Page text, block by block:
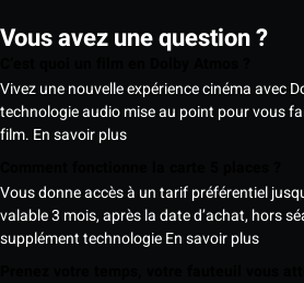
Vous avez une question ?
Vivez une nouvelle expérience cinéma avec
technologie audio mise au point pour vous
film. En savoir plus
Vous donne accès à un tarif préférentiel
valable 3 mois, après la date d’achat, hors
supplément technologieEn savoir plus